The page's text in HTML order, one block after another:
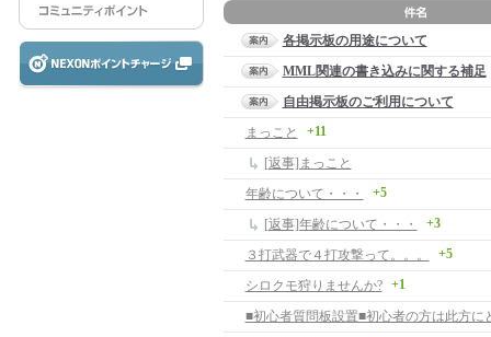
各掲示板の用途について
MML関連の書き込みに関する補足
自由掲示板のご利用について
まっこと
+11
[返事]まっこと
年齢について・・・
+5
[返事]年齢について・・・ +3
３打武器で４打攻撃って。。。 +5
シロクモ狩りませんか? +1